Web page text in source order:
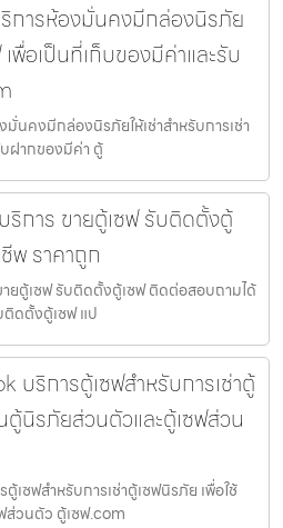
ริการห้องมั่นคงมีกล่องนิรภัย
เพื่อเป็นที่เก็บของมีค่าและรับ
มั่นคงมีกล่องนิรภัยให้เช่าสำหรับการเช่า
บฝากของมีค่า ตู้
การ ขายตู้เซฟ รับติดตั้งตู้
พ ราคาถูก
ยตู้เซฟ รับติดตั้งตู้เซฟ ติดต่อสอบถามได้
ติดตั้งตู้เซฟ แป
บริการตู้เซฟสำหรับการเช่าตู้
ตู้นิรภัยส่วนตัวและตู้เซฟส่วน
ซฟสำหรับการเช่าตู้เซฟนิรภัย เพื่อใช้
ส่วนตัว ตู้เซฟ.com